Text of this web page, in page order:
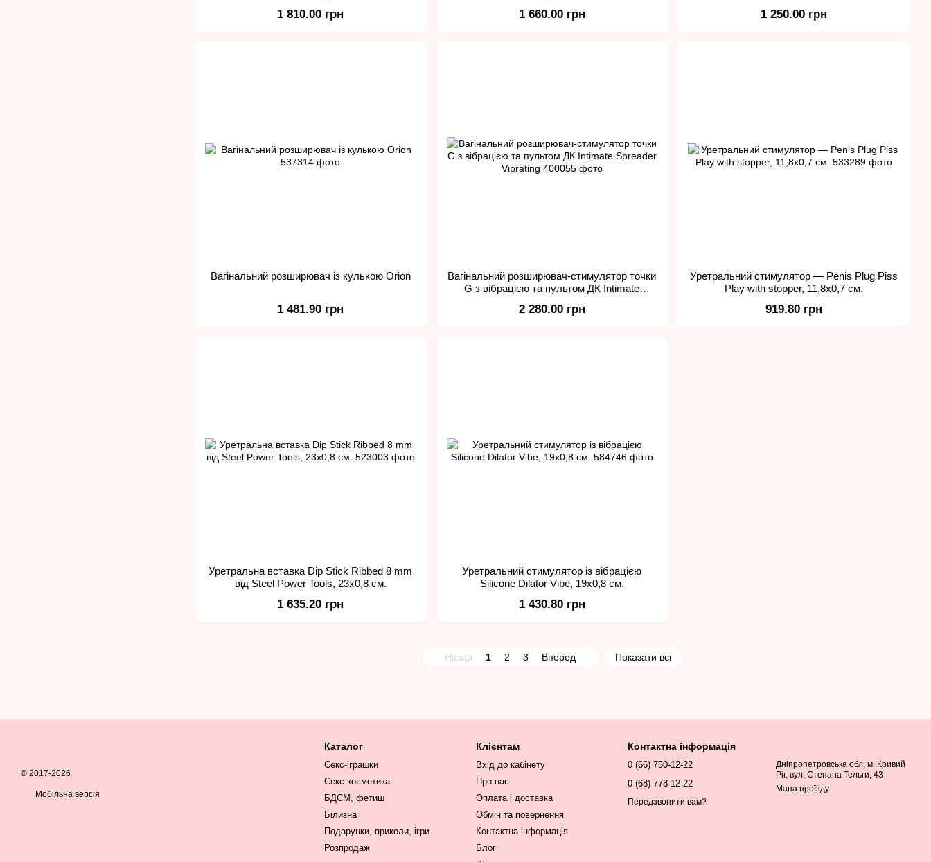
1 810.00 грн 1 660.00 грн 1 250.00 грн
Вагінальний розширювач із кулькою Orion
1 481.90 грн
Вагінальний розширювач-стимулятор точки
G з вібрацією та пультом ДК Intimate
2 280.00 грн
Уретральний стимулятор — Penis Plug Piss
Play with stopper, 11,8х0,7 см.
919.80 грн
Уретральна вставка Dip Stick Ribbed 8 mm
від Steel Power Tools, 23х0,8 см.
1 635.20 грн
Уретральний стимулятор із вібрацією
Silicone Dilator Vibe, 19х0,8 см.
1 430.80 грн
Назад 1 2 3 Вперед Показати всі
© 2017-2026
Мобільна версія
Каталог
Секс-іграшки
Секс-косметика
БДСМ, фетиш
Білизна
Подарунки, приколи, ігри
Розпродаж
Клієнтам
Вхід до кабінету
Про нас
Оплата і доставка
Обмін та повернення
Контактна інформація
Блог
Контактна інформація
0 (66) 750-12-22
0 (68) 778-12-22
Передзвонити вам?
Дніпропетровська обл, м. Кривий
Ріг, вул. Степана Тельги, 43
Мапа проїзду